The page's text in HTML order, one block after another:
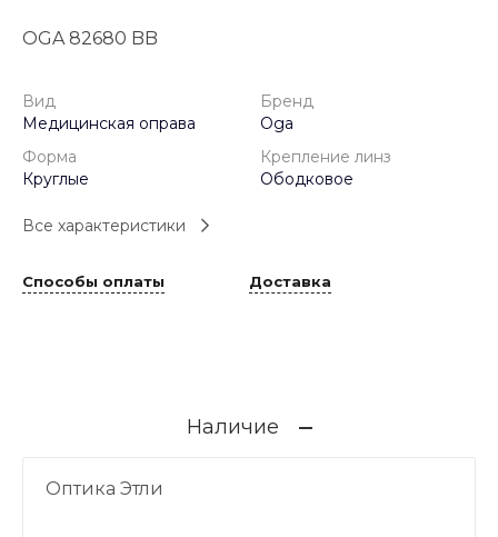
OGA 82680 BB
Вид
Медицинская оправа
Бренд
Oga
Форма
Круглые
Крепление линз
Ободковое
Все характеристики
Способы оплаты Доставка
Наличие
Оптика Этли